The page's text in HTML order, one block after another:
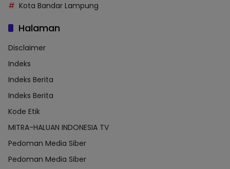
Kota Bandar Lampung
Halaman
Disclaimer
Indeks
Indeks Berita
Indeks Berita
Kode Etik
MITRA-HALUAN INDONESIA TV
Pedoman Media Siber
Pedoman Media Siber